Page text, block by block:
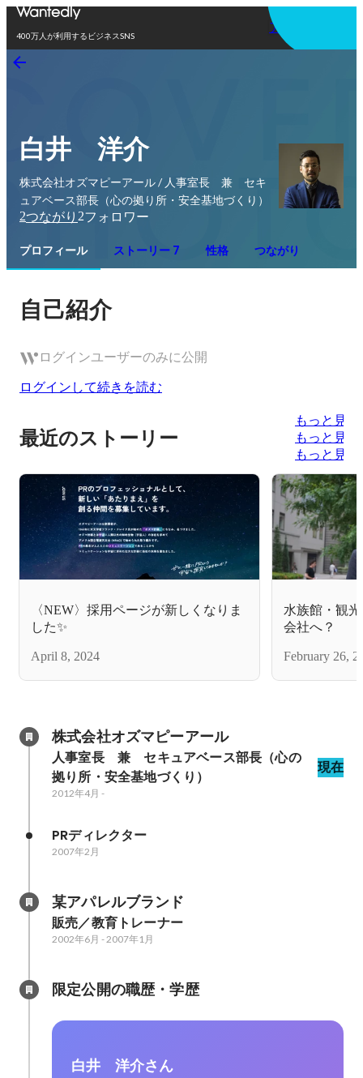
400万人が利用するビジネスSNS
アプリを使う
白井 洋介
株式会社オズマピーアール / 人事室長 兼 セキ
ュアベース部長（心の拠り所・安全基地づくり）
2つながり 2フォロワー
プロフィール ストーリー 7 性格 つながり
自己紹介
ログインユーザーのみに公開
ログインして続きを読む
最近のストーリー
もっと見る
もっと見る
もっと見る
〈NEW〉採用ページが新しくなりま
した✨
April 8, 2024
水族館・観
会社へ？
February 26,
株式会社オズマピーアール
人事室長　兼　セキュアベース部長（心の
拠り所・安全基地づくり）
現在
2012年4月 -
PRディレクター
2007年2月
某アパレルブランド
販売／教育トレーナー
2002年6月 - 2007年1月
限定公開の職歴・学歴
白井 洋介さん